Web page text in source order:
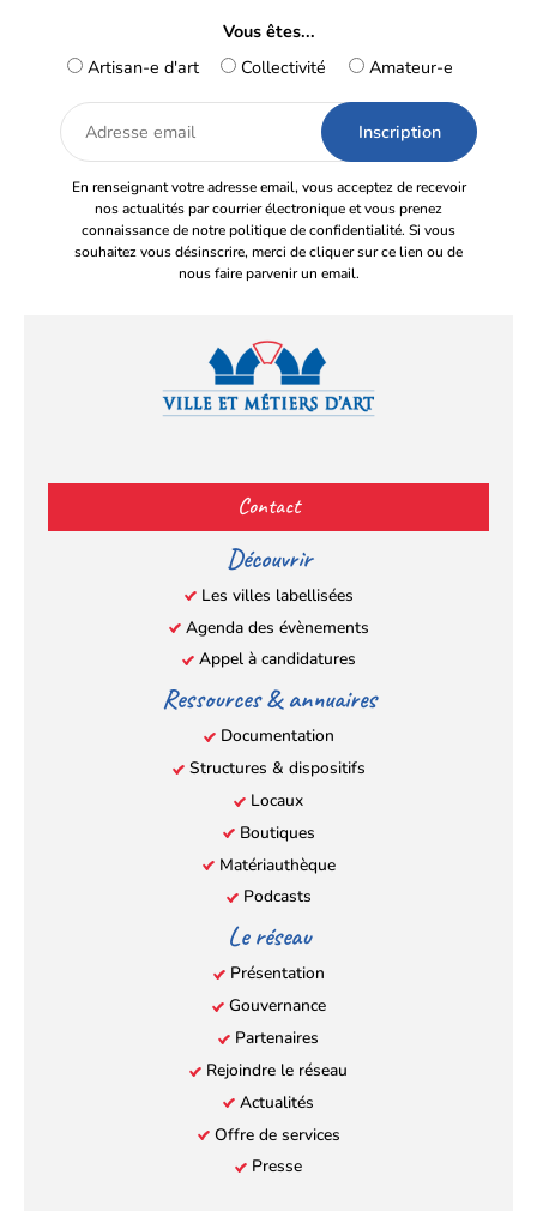
Vous êtes...
Artisan-e d'art
Collectivité Amateur-e
Adresse
email
En renseignant votre adresse email, vous acceptez de recevoir
nos actualités par courrier électronique et vous prenez
connaissance de notre politique de confidentialité. Si vous
souhaitez vous désinscrire, merci de cliquer sur ce lien ou de
nous faire parvenir un email.
(s’ouvre
dans
un
nouvel
onglet)
(s’ouvre
dans
un
nouvel
onglet)
(s’ouvre
dans
un
nouvel
onglet)
(s’ouvre
un
nouvel
onglet)
Contact
Découvrir
Les villes labellisées
Agenda des évènements
Appel à candidatures
Ressources & annuaires
Documentation
Structures & dispositifs
Locaux
Boutiques
Matériauthèque
Podcasts
Le réseau
Présentation
Gouvernance
Partenaires
Rejoindre le réseau
Actualités
Offre de services
Presse